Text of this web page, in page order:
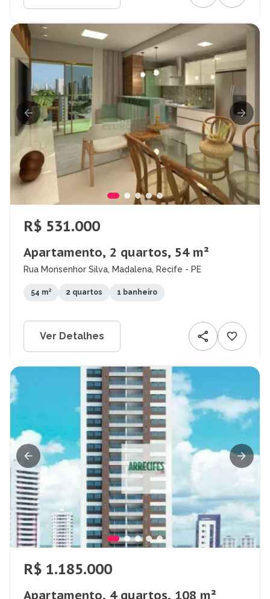
R$ 531.000
Apartamento, 2 quartos, 54 m²
Rua Monsenhor Silva, Madalena, Recife - PE
54 m² 2 quartos 1 banheiro
Ver Detalhes
R$ 1.185.000
Apartamento, 4 quartos, 108 m²